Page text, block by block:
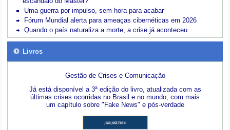
Uma guerra por impulso, sem hora para acabar
Fórum Mundial alerta para ameaças cibernéticas em 2026
Quando o país naturaliza a morte, a crise já aconteceu
Livros
Gestão de Crises e Comunicação
Já está disponível a 3ª edição do livro, atualizada com as
últimas crises ocorridas no Brasil e no mundo; com mais
um capítulo sobre "Fake News" e pós-verdade